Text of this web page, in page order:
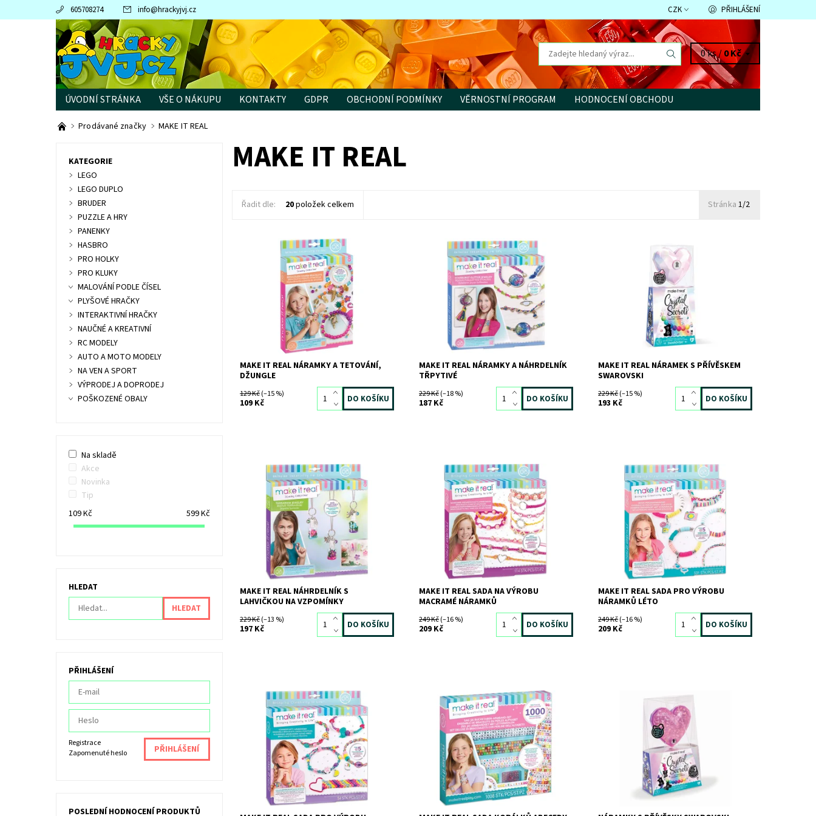
605708274 info@hrackyjvj.cz CZK PŘIHLÁŠENÍ
0 ks /0 Kč
ÚVODNÍ STRÁNKA VŠE O NÁKUPU KONTAKTY GDPR OBCHODNÍ PODMÍNKY VĚRNOSTNÍ PROGRAM
HODNOCENÍ OBCHODU
PRODÁVANÉ ZNAČKY
Prodávané značky MAKE IT REAL
MAKE IT REAL
Řadit dle: 20položek celkem Stránka 1/2
Vytvoř si tetování a náramky s motivem
Dostupnost:
Skladem1 ks
7124
MAKE IT REAL
MAKE IT REAL NÁRAMKY A TETOVÁNÍ,
DŽUNGLE
129 Kč(–15 %)
109 Kč
Vyrob si originální třpytivé náramky a
náhrdelníky!
Dostupnost:
Skladem1 ks
3807
MAKE IT REAL
MAKE IT REAL NÁRAMKY A NÁHRDELNÍK
TŘPYTIVÉ
229 Kč(–18 %)
187 Kč
Sběratelská edice náramků s přívěskem
Skladem>3 ks
7130
MAKE IT REAL
MAKE IT REAL NÁRAMEK S PŘÍVĚSKEM
SWAROVSKI
229 Kč(–15 %)
193 Kč
Vyrob si náhrdelník a uchovej v něm své
vzpomínky třeba z letní dovolené a měj je
pořád u sebe!
Dostupnost:
Skladem
>3 ks
5571
Značka:
MAKE IT REAL
MAKE IT REAL NÁHRDELNÍK S
LAHVIČKOU NA VZPOMÍNKY
229 Kč(–13 %)
197 Kč
Dostupnost: Skladem>3 ks
10326
Značka:
MAKE IT REAL
MAKE IT REAL SADA NA VÝROBU
MACRAMÉ NÁRAMKŮ
249 Kč(–16 %)
209 Kč
Dostupnost: Skladem3 ks
9163
Značka:
MAKE IT REAL
MAKE IT REAL SADA PRO VÝROBU
NÁRAMKŮ LÉTO
249 Kč(–16 %)
209 Kč
Dostupnost: Skladem>3 ks
10071
Značka:
MAKE IT REAL
Dostupnost: Skladem
>3 ks
11913
Značka:
MAKE IT REAL
Sběratelská edice náramků s přívěskem
Skladem
9166
MAKE IT REAL
KATEGORIE
LEGO
LEGO DUPLO
BRUDER
PUZZLE A HRY
PANENKY
HASBRO
PRO HOLKY
PRO KLUKY
MALOVÁNÍ PODLE ČÍSEL
PLYŠOVÉ HRAČKY
INTERAKTIVNÍ HRAČKY
NAUČNÉ A KREATIVNÍ
RC MODELY
AUTO A MOTO MODELY
NA VEN A SPORT
VÝPRODEJ A DOPRODEJ
POŠKOZENÉ OBALY
Na skladě
Akce
Novinka
Tip
109Kč 599Kč
HLEDAT
PŘIHLÁŠENÍ
Registrace
Zapomenuté heslo
POSLEDNÍ HODNOCENÍ PRODUKTŮ